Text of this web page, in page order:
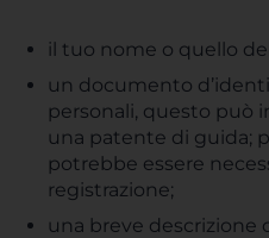
il tuo nome o quello
un documento
personali, questo può
una patente di guida;
potrebbe essere
registrazione;
una breve descrizione